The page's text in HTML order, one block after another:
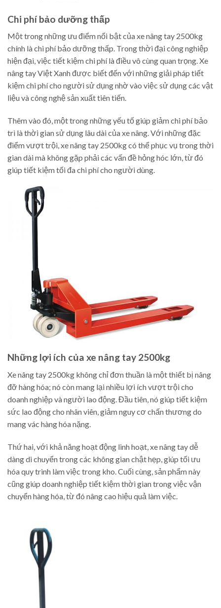
Chi phí bảo dưỡng thấp
Một trong những ưu điểm nổi bật của xe nâng tay 2500kg
chính là chi phí bảo dưỡng thấp. Trong thời đại công nghiệp
hiện đại, việc tiết kiệm chi phí là điều vô cùng quan trọng. Xe
nâng tay Việt Xanh được biết đến với những giải pháp tiết
kiệm chi phí cho người sử dụng nhờ vào việc sử dụng các vật
liệu và công nghệ sản xuất tiên tiến.
Thêm vào đó, một trong những yếu tố giúp giảm chi phí bảo
trì là thời gian sử dụng lâu dài của xe nâng. Với những đặc
điểm vượt trội, xe nâng tay 2500kg có thể phục vụ trong thời
gian dài mà không gặp phải các vấn đề hỏng hóc lớn, từ đó
giúp tiết kiệm tối đa chi phí cho người dùng.
Những lợi ích của xe nâng tay 2500kg
Xe nâng tay 2500kg không chỉ đơn thuần là một thiết bị nâng
đỡ hàng hóa; nó còn mang lại nhiều lợi ích vượt trội cho
doanh nghiệp và người lao động. Đầu tiên, nó giúp tiết kiệm
sức lao động cho nhân viên, giảm nguy cơ chấn thương do
mang vác hàng hóa nặng.
Thứ hai, với khả năng hoạt động linh hoạt, xe nâng tay dễ
dàng di chuyển trong các không gian chật hẹp, giúp tối ưu
hóa quy trình làm việc trong kho. Cuối cùng, sản phẩm này
cũng giúp doanh nghiệp tiết kiệm thời gian trong việc vận
chuyển hàng hóa, từ đó nâng cao hiệu quả làm việc.